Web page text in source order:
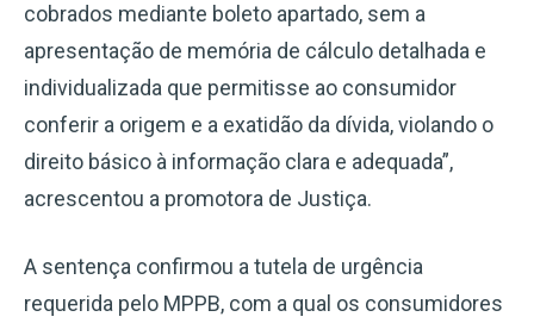
cobrados mediante boleto apartado, sem a
apresentação de memória de cálculo detalhada e
individualizada que permitisse ao consumidor
conferir a origem e a exatidão da dívida, violando o
direito básico à informação clara e adequada”,
acrescentou a promotora de Justiça.
A sentença confirmou a tutela de urgência
requerida pelo MPPB, com a qual os consumidores